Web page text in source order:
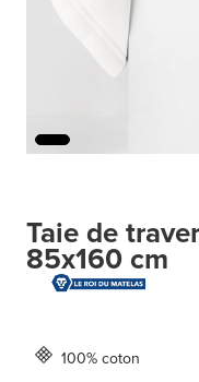
Taie de
85x160 cm
100% coton